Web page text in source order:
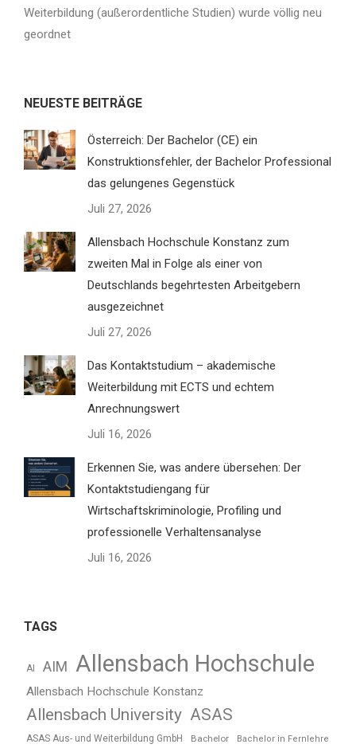
Weiterbildung (außerordentliche Studien) wurde völlig neu
geordnet
NEUESTE BEITRÄGE
Österreich: Der Bachelor (CE) ein
Konstruktionsfehler, der Bachelor Professional
das gelungenes Gegenstück
Juli 27, 2026
Allensbach Hochschule Konstanz zum
zweiten Mal in Folge als einer von
Deutschlands begehrtesten Arbeitgebern
ausgezeichnet
Juli 27, 2026
Das Kontaktstudium – akademische
Weiterbildung mit ECTS und echtem
Anrechnungswert
Juli 16, 2026
Erkennen Sie, was andere übersehen: Der
Kontaktstudiengang für
Wirtschaftskriminologie, Profiling und
professionelle Verhaltensanalyse
Juli 16, 2026
TAGS
AI AIM Allensbach Hochschule
Allensbach Hochschule Konstanz
Allensbach University ASAS
ASAS Aus- und Weiterbildung GmbH Bachelor Bachelor in Fernlehre